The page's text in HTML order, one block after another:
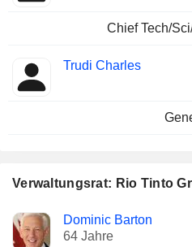
Chief Tech/
Trudi Charles
Verwaltungsrat: Rio Tinto
Verwaltungsratsmitglied
Dominic Barton
64 Jahre